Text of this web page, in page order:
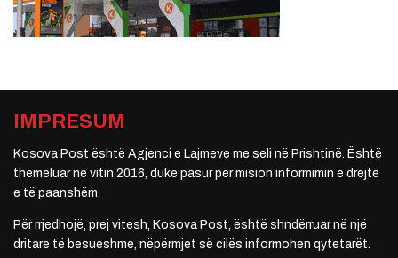
IMPRESUM
Kosova Post është Agjenci e Lajmeve me seli në Prishtinë. Është
themeluar në vitin 2016, duke pasur për mision informimin e drejtë
e të paanshëm.
Për rrjedhojë, prej vitesh, Kosova Post, është shndërruar në një
dritare të besueshme, nëpërmjet së cilës informohen qytetarët.